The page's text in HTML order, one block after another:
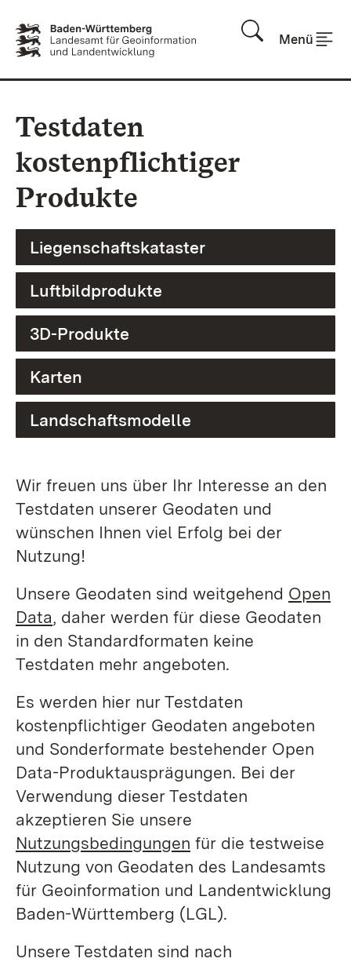
Menü
Testdaten
kostenpflichtiger
Produkte
Liegenschaftskataster
Luftbildprodukte
3D-Produkte
Karten
Landschaftsmodelle
Wir freuen uns über Ihr Interesse an den
Testdaten unserer Geodaten und
wünschen Ihnen viel Erfolg bei der
Nutzung!
Unsere Geodaten sind weitgehend Open
Data, daher werden für diese Geodaten
in den Standardformaten keine
Testdaten mehr angeboten.
Es werden hier nur Testdaten
kostenpflichtiger Geodaten angeboten
und Sonderformate bestehender Open
Data-Produktausprägungen. Bei der
Verwendung dieser Testdaten
akzeptieren Sie unsere
Nutzungsbedingungen für die testweise
Nutzung von Geodaten des Landesamts
für Geoinformation und Landentwicklung
Baden-Württemberg (LGL).
Unsere Testdaten sind nach